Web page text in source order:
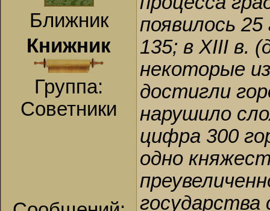
Ближник
Книжник
Группа:
Советники
появилось
135; в XIII в.
некоторые
достигли
нарушило
цифра 300
одно
государства